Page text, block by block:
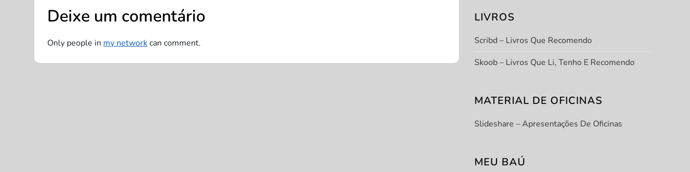
g
a
ç
Deixe um comentário
Only people in my networkcan comment.
LIVROS
Scribd – Livros Que Recomendo
Skoob – Livros Que Li, Tenho E Recomendo
MATERIAL DE OFICINAS
Slideshare – Apresentações De Oficinas
MEU BAÚ